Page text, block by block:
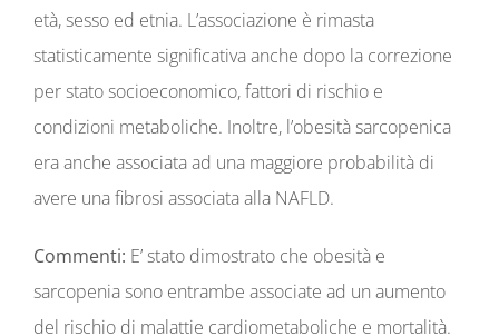
età, sesso ed etnia. L’associazione è rimasta
statisticamente significativa anche dopo la correzione
per stato socioeconomico, fattori di rischio e
condizioni metaboliche. Inoltre, l’obesità sarcopenica
era anche associata ad una maggiore probabilità di
avere una fibrosi associata alla NAFLD.
Commenti: E’ stato dimostrato che obesità e
sarcopenia sono entrambe associate ad un aumento
del rischio di malattie cardiometaboliche e mortalità.